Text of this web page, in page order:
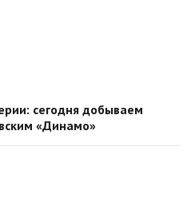
сегодня добываем
«Динамо»